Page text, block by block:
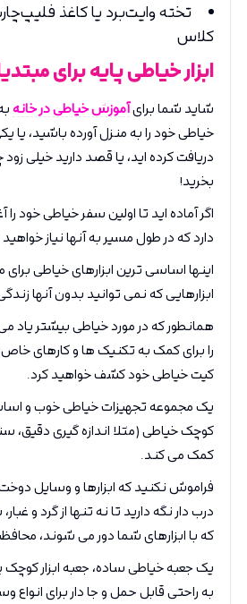
تخته وایت‌برد یا کاغذ
کلاس
ابزار خیاطی پایه برای
شاید شما برایآموزش خیاطی در خانه
خیاطی خود را به منزل آورده باشید، یا
دریافت کرده اید، یا قصد دارید خیلی
بخرید!
اگر آماده اید تا اولین سفر خیاطی خود را
دارد که در طول مسیر به آنها نیاز
اینها اساسی ترین ابزارهای خیاطی
ابزارهایی که نمی توانید بدون آنها
همانطور که در مورد خیاطی بیشتر یاد می
را برای کمک به تکنیک ها و کارهای خاص
کیت خیاطی خود کشف خواهید کرد.
یک مجموعه تجهیزات خیاطی خوب و
کوچک خیاطی (مثلا اندازه گیری دقیق،
کمک می کند.
فراموش نکنید که ابزارها و وسایل
درب دار نگه دارید تا نه تنها از گرد و
که با ابزارهای شما دور می شوند،
یک جعبه خیاطی ساده، جعبه ابزار کوچک
به راحتی قابل حمل و جا دار برای انواع